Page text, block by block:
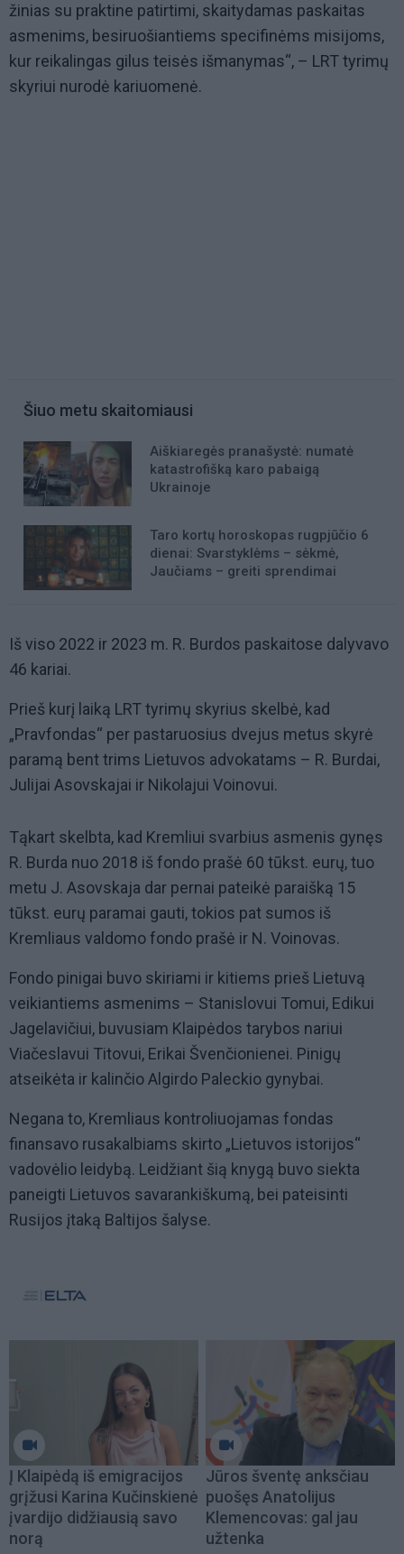
žinias su praktine patirtimi, skaitydamas paskaitas
asmenims, besiruošiantiems specifinėms misijoms,
kur reikalingas gilus teisės išmanymas“, – LRT tyrimų
skyriui nurodė kariuomenė.
Šiuo metu skaitomiausi
Aiškiaregės pranašystė: numatė
katastrofišką karo pabaigą
Ukrainoje
Taro kortų horoskopas rugpjūčio 6
dienai: Svarstyklėms – sėkmė,
Jaučiams – greiti sprendimai
Iš viso 2022 ir 2023 m. R. Burdos paskaitose dalyvavo
46 kariai.
Prieš kurį laiką LRT tyrimų skyrius skelbė, kad
„Pravfondas“ per pastaruosius dvejus metus skyrė
paramą bent trims Lietuvos advokatams – R. Burdai,
Julijai Asovskajai ir Nikolajui Voinovui.
Tąkart skelbta, kad Kremliui svarbius asmenis gynęs
R. Burda nuo 2018 iš fondo prašė 60 tūkst. eurų, tuo
metu J. Asovskaja dar pernai pateikė paraišką 15
tūkst. eurų paramai gauti, tokios pat sumos iš
Kremliaus valdomo fondo prašė ir N. Voinovas.
Fondo pinigai buvo skiriami ir kitiems prieš Lietuvą
veikiantiems asmenims – Stanislovui Tomui, Edikui
Jagelavičiui, buvusiam Klaipėdos tarybos nariui
Viačeslavui Titovui, Erikai Švenčionienei. Pinigų
atseikėta ir kalinčio Algirdo Paleckio gynybai.
Negana to, Kremliaus kontroliuojamas fondas
finansavo rusakalbiams skirto „Lietuvos istorijos“
vadovėlio leidybą. Leidžiant šią knygą buvo siekta
paneigti Lietuvos savarankiškumą, bei pateisinti
Rusijos įtaką Baltijos šalyse.
Į Klaipėdą iš emigracijos
grįžusi Karina Kučinskienė
įvardijo didžiausią savo
norą
Jūros šventę anksčiau
puošęs Anatolijus
Klemencovas: gal jau
užtenka